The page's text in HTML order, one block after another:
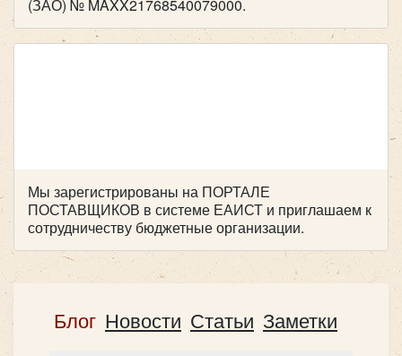
(ЗАО) № MAXX21768540079000.
Мы зарегистрированы на ПОРТАЛЕ
ПОСТАВЩИКОВ в системе ЕАИСТ и приглашаем к
сотрудничеству бюджетные организации.
Блог Новости Статьи Заметки